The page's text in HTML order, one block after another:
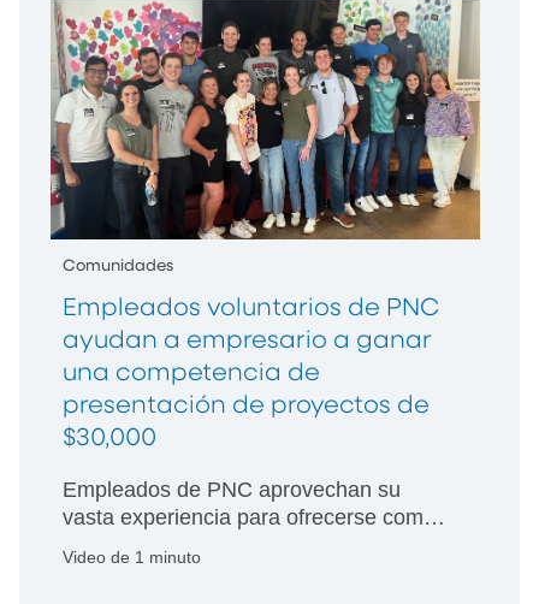
Comunidades
Empleados voluntarios de PNC
ayudan a empresario a ganar
una competencia de
presentación de proyectos de
$30,000
Empleados de PNC aprovechan su
vasta experiencia para ofrecerse como
Video de 1 minuto